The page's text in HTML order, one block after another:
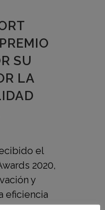
SU
LA
el
2020,
y
eficiencia